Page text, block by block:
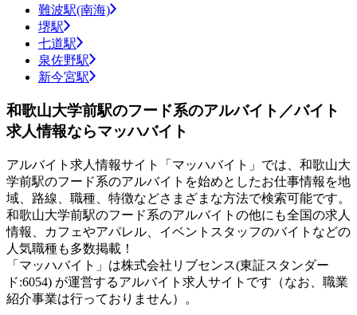
難波駅(南海)
堺駅
七道駅
泉佐野駅
新今宮駅
和歌山大学前駅のフード系のアルバイト／バイト
求人情報ならマッハバイト
アルバイト求人情報サイト「マッハバイト」では、和歌山大
学前駅のフード系のアルバイトを始めとしたお仕事情報を地
域、路線、職種、特徴などさまざまな方法で検索可能です。
和歌山大学前駅のフード系のアルバイトの他にも全国の求人
情報、カフェやアパレル、イベントスタッフのバイトなどの
人気職種も多数掲載！
「マッハバイト」は株式会社リブセンス(東証スタンダー
ド:6054) が運営するアルバイト求人サイトです（なお、職業
紹介事業は行っておりません）。